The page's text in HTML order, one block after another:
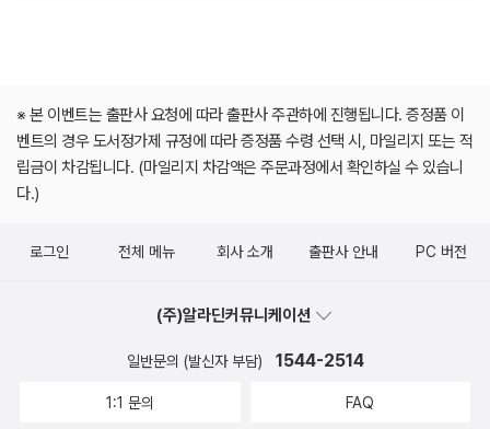
※ 본 이벤트는 출판사 요청에 따라 출판사 주관하에 진행됩니다. 증정품 이
벤트의 경우 도서정가제 규정에 따라 증정품 수령 선택 시, 마일리지 또는 적
립금이 차감됩니다. (마일리지 차감액은 주문과정에서 확인하실 수 있습니
다.)
로그인 전체 메뉴 회사 소개 출판사 안내 PC 버전
(주)알라딘커뮤니케이션
일반문의 (발신자 부담) 1544-2514
1:1 문의 FAQ